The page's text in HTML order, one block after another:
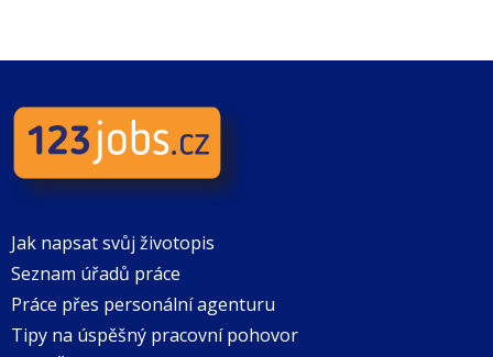
Jak napsat svůj životopis
Seznam úřadů práce
Práce přes personální agenturu
Tipy na úspěšný pracovní pohovor